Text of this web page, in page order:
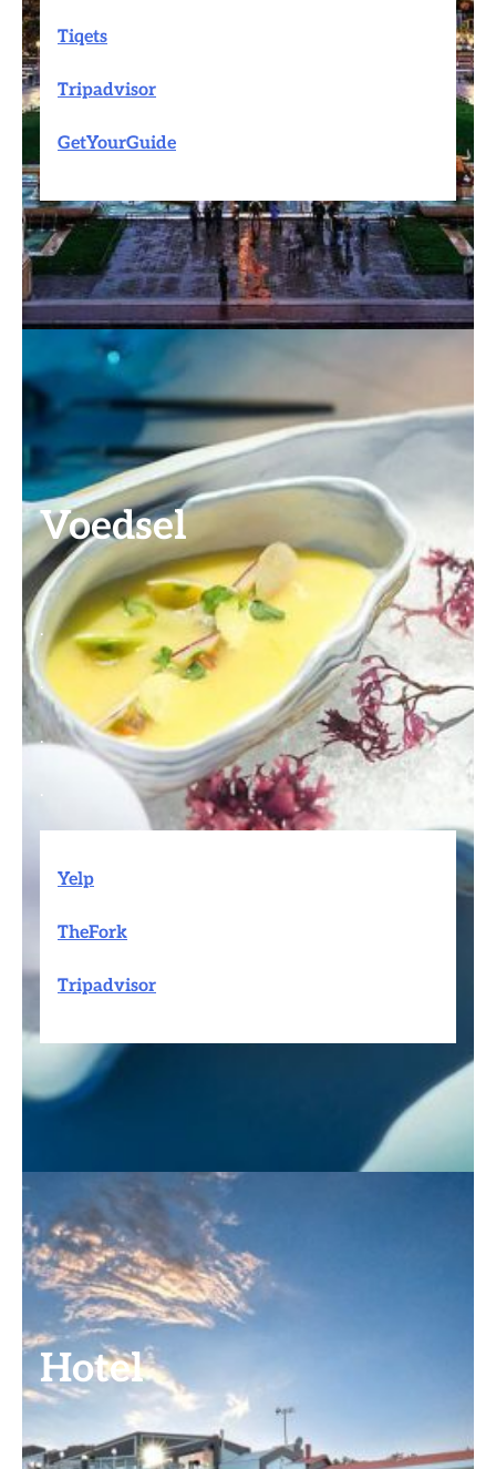
Tiqets
Tripadvisor
GetYourGuide
Voedsel
.
.
.
.
Yelp
TheFork
Tripadvisor
Hotel